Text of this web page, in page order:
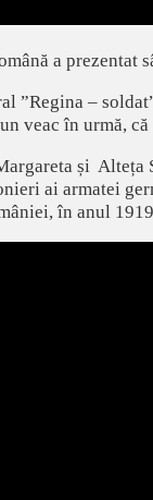
a prezentat
”Regina –
veac în urmă,
și Alteța
ai armatei
în anul